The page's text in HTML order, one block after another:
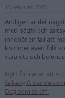
s
13 Februari 2025
Äntligen är det
med bågfil och
innebär en fail att
kommer även folk
vara ute och
Nytt för i år är att vi
fail-avgift där de
Dag som straff.